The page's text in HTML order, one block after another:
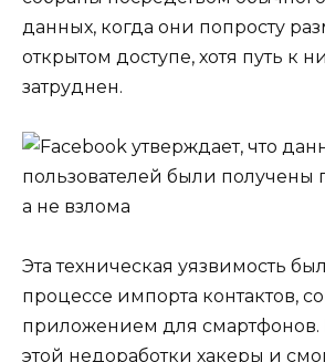
данных, когда они попросту
открытом доступе, хотя путь к
затруднен.
Эта техническая уязвимость
процессе импорта контактов,
приложением для смартфонов.
этой недоработки хакеры и